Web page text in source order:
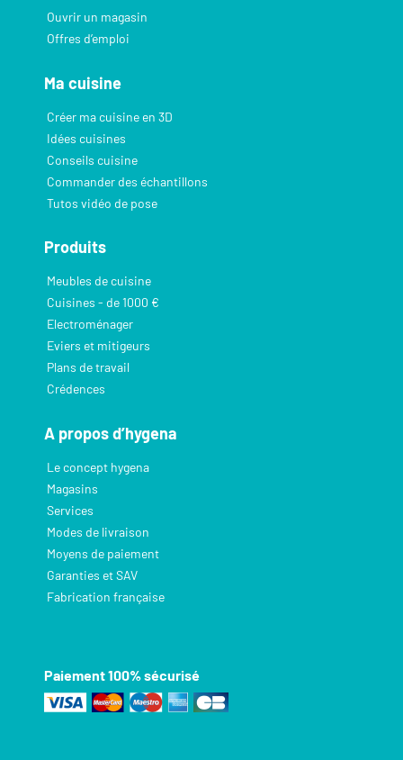
Ouvrir un magasin
Offres d’emploi
Ma cuisine
Créer ma cuisine en 3D
Idées cuisines
Conseils cuisine
Commander des échantillons
Tutos vidéo de pose
Produits
Meubles de cuisine
Cuisines - de 1000 €
Electroménager
Eviers et mitigeurs
Plans de travail
Crédences
A propos d’hygena
Le concept hygena
Magasins
Services
Modes de livraison
Moyens de paiement
Garanties et SAV
Fabrication française
Paiement 100% sécurisé